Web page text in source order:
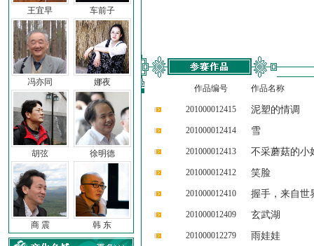
王宜早 车前子
冯亦同 娜夜
胡弦 徐明德
商 震 韩 东
作品编号 作品名称
201000012415 泥塑的情调
201000012414 雪
201000012413 不采蘑菇的小
201000012412 笑脸
201000012410 握手，来自世
201000012409 玄武湖
201000012279 雨娃娃